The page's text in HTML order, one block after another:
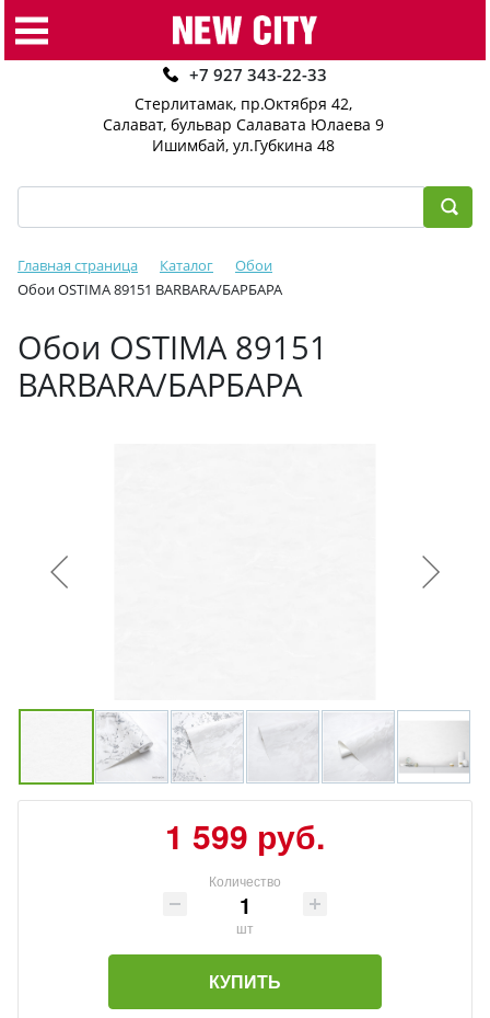
+7 927 343-22-33
Стерлитамак, пр.Октября 42,
Салават, бульвар Салавата Юлаева 9
Ишимбай, ул.Губкина 48
Главная страница Каталог
Обои
Обои OSTIMA 89151 BARBARA/БАРБАРА
Обои OSTIMA 89151
BARBARA/БАРБАРА
1 599 руб.
Количество
шт
КУПИТЬ